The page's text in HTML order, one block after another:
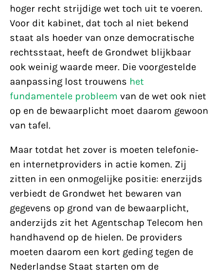
hoger recht strijdige wet toch uit te voeren.
Voor dit kabinet, dat toch al niet bekend
staat als hoeder van onze democratische
rechtsstaat, heeft de Grondwet blijkbaar
ook weinig waarde meer. Die voorgestelde
aanpassing lost trouwens het
fundamentele probleem van de wet ook niet
op en de bewaarplicht moet daarom gewoon
van tafel.
Maar totdat het zover is moeten telefonie-
en internetproviders in actie komen. Zij
zitten in een onmogelijke positie: enerzijds
verbiedt de Grondwet het bewaren van
gegevens op grond van de bewaarplicht,
anderzijds zit het Agentschap Telecom hen
handhavend op de hielen. De providers
moeten daarom een kort geding tegen de
Nederlandse Staat starten om de